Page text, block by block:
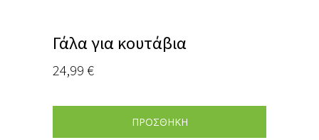
Γάλα για κουτάβια
24,99 €
ΠΡΟΣΘΗΚΗ